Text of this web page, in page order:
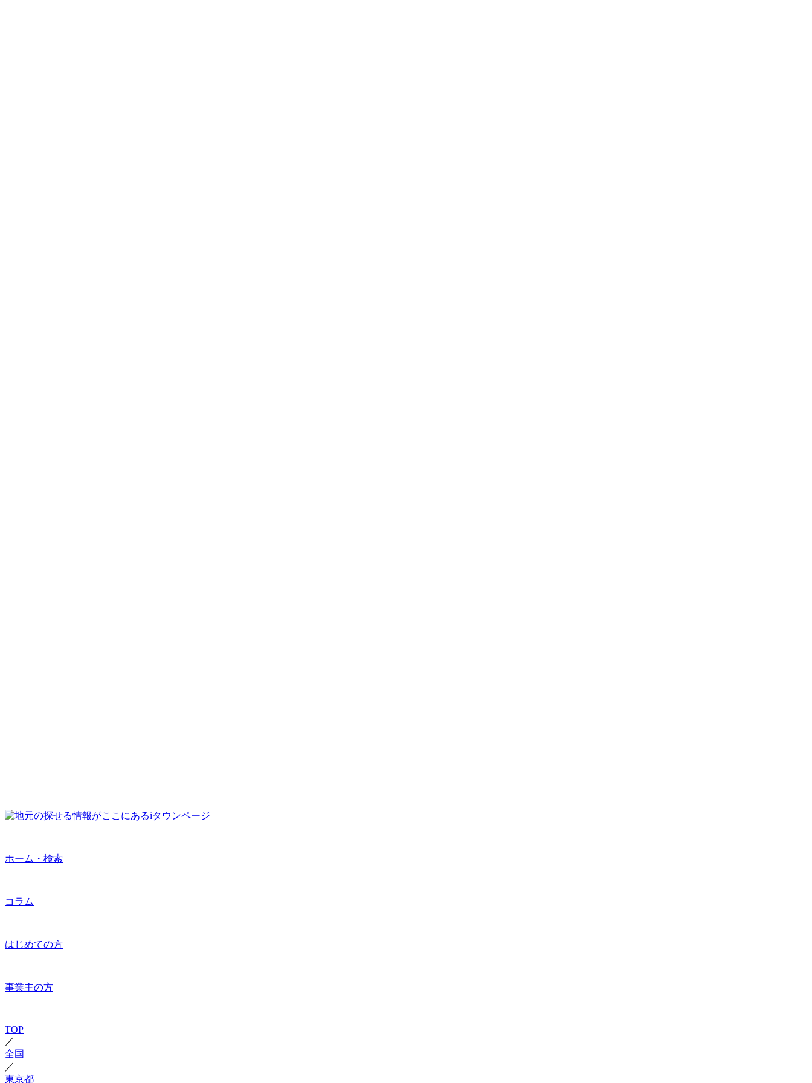
ホーム・検索
コラム
はじめての方
事業主の方
TOP
／
全国
／
東京都